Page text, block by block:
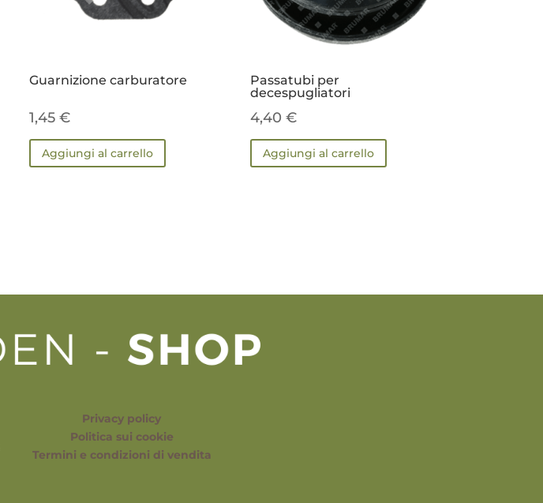
Guarnizione carburatore
1,45 €
Aggiungi al carrello
Passatubi per
decespugliatori
4,40 €
Aggiungi al carrello
Privacy policy
Politica sui cookie
Termini e condizioni di vendita